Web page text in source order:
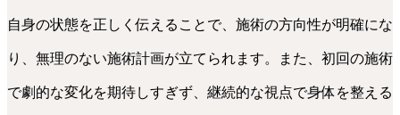
自身の状態を正しく伝えることで、施術の方向性が明確にな
り、無理のない施術計画が立てられます。また、初回の施術
で劇的な変化を期待しすぎず、継続的な視点で身体を整える